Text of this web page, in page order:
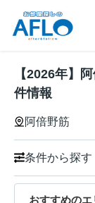
【2026年】
件情報
阿倍野筋
条件から探す
おすすめのエ